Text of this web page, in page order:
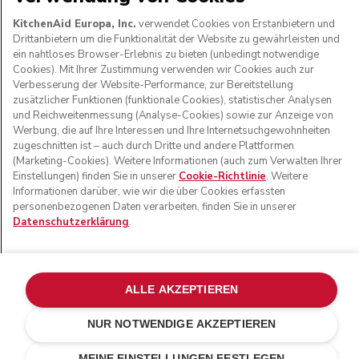
FOLGEN SIE UNS
© KitchenAid 2026 - Alle Rechte vorbehalten. KitchenAid
und das Design der Küchenmaschine sind eingetragene
Cookie-Erklärung
Andere Länder Online-Schlichtung
KitchenAid Europa, Inc. verwendet Cookies von Erstanbietern und
Drittanbietern um die Funktionalität der Website zu gewährleisten und
ein nahtloses Browser-Erlebnis zu bieten (unbedingt notwendige
Cookies). Mit Ihrer Zustimmung verwenden wir Cookies auch zur
Verbesserung der Website-Performance, zur Bereitstellung
zusätzlicher Funktionen (funktionale Cookies), statistischer Analysen
und Reichweitenmessung (Analyse-Cookies) sowie zur Anzeige von
Werbung, die auf Ihre Interessen und Ihre Internetsuchgewohnheiten
zugeschnitten ist – auch durch Dritte und andere Plattformen
(Marketing-Cookies). Weitere Informationen (auch zum Verwalten Ihrer
Einstellungen) finden Sie in unserer Cookie-Richtlinie. Weitere
Informationen darüber, wie wir die über Cookies erfassten
personenbezogenen Daten verarbeiten, finden Sie in unserer
Datenschutzerklärung.
NUR NOTWENDIGE AKZEPTIEREN
ALLE AKZEPTIEREN